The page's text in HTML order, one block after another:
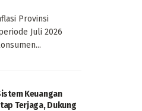
Provinsi
Juli 2026
Keuangan
Terjaga, Dukung